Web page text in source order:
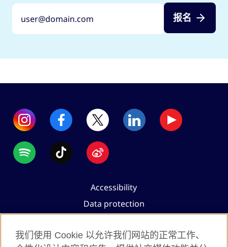
报名
Accessibility
Data protection
Cookies
我们使用 Cookie 以允许我们网站的正常工作、